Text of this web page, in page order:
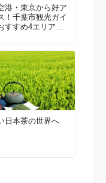
港・東京から好ア
！千葉市観光ガイ
すすめ4エリア＆
日本茶の世界へ